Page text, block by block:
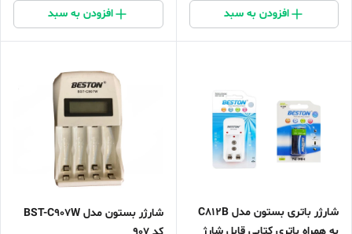
افزودن به سبد افزودن به سبد
شارژر باتری بستون مدل C812B
شارژر بستون مدل BST-C907W